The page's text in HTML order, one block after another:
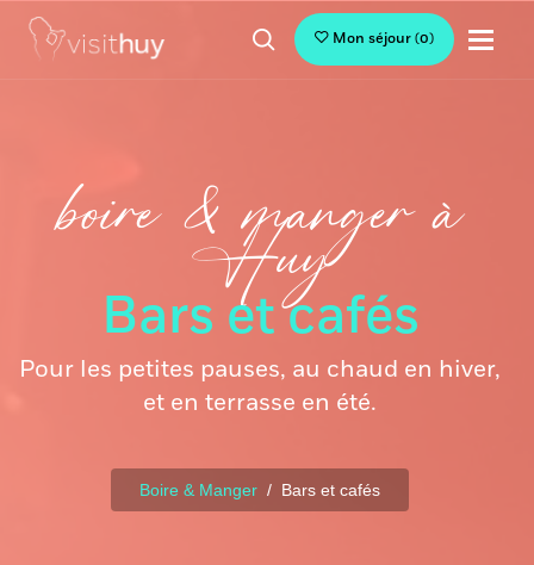
Mon séjour(0)
boire & manger à
Huy
Bars et cafés
Pour les petites pauses, au chaud en hiver,
et en terrasse en été.
Boire & Manger Bars et cafés